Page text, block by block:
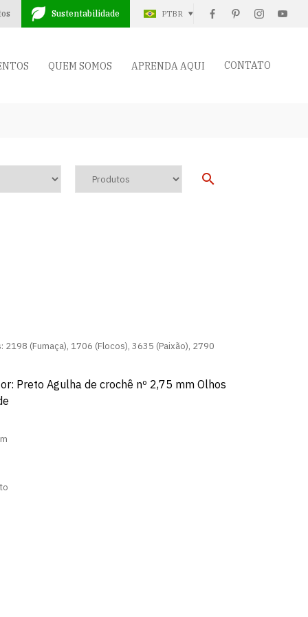
Sustentabilidade PTBR
QUEM SOMOS APRENDA AQUI CONTATO
(Fumaça), 1706 (Flocos), 3635 (Paixão), 2790
Preto Agulha de crochê nº 2,75 mm Olhos